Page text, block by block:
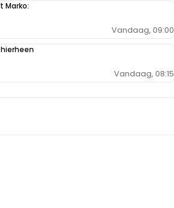
Marko:
Vandaag, 09:00
Vandaag, 08:15